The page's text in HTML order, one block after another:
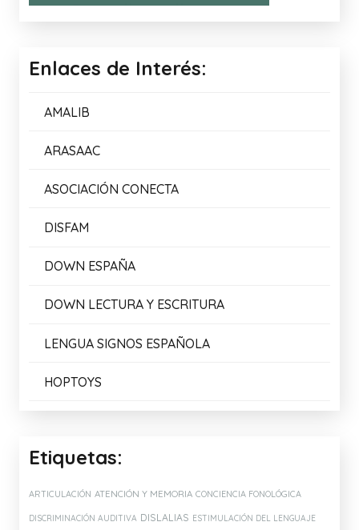
Enlaces de Interés:
AMALIB
ARASAAC
ASOCIACIÓN CONECTA
DISFAM
DOWN ESPAÑA
DOWN LECTURA Y ESCRITURA
LENGUA SIGNOS ESPAÑOLA
HOPTOYS
Etiquetas:
ARTICULACIÓN ATENCIÓN Y MEMORIA CONCIENCIA FONOLÓGICA
DISCRIMINACIÓN AUDITIVA DISLALIAS ESTIMULACIÓN DEL LENGUAJE